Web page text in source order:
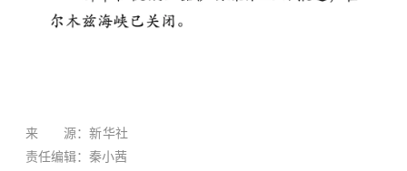
来 源： 新华社
责任编辑：秦小茜